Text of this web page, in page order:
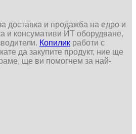
доставка и продажба на едро и
и консумативи ИТ оборудване,
Копилик работи с
да закупите продукт, ние ще
ще ви помогнем за най-